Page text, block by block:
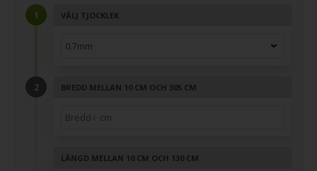
VÄLJ TJOCKLEK
BREDD MELLAN 10 CM OCH 305 CM
LÄNGD MELLAN 10 CM OCH 130 CM